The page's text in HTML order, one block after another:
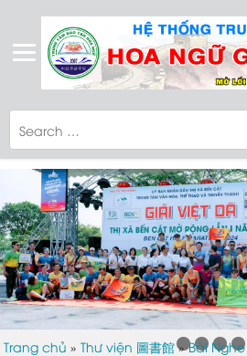
Trang chủ »Thư viện 圖書館»Bài